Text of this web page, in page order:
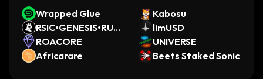
Wrapped Glue
Kabosu
RSIC•GENESIS•RUN
E
limUSD
ROACORE
UNIVERSE
Africarare
Beets Staked Sonic